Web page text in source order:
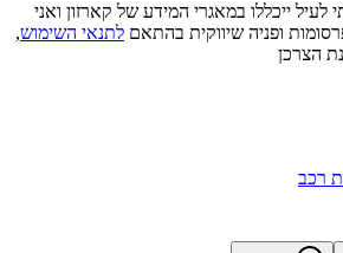
ייכללו במאגרי המידע של קארזון ואני
ופניה שיווקית בהתאם לתנאי השימוש,
הצרכן
רכב